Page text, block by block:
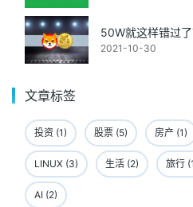
50W就这样错过
2021-10-30
文章标签
投资 (1) 股票 (5) 房产 (1)
LINUX (3) 生活 (2) 旅行
AI (2)